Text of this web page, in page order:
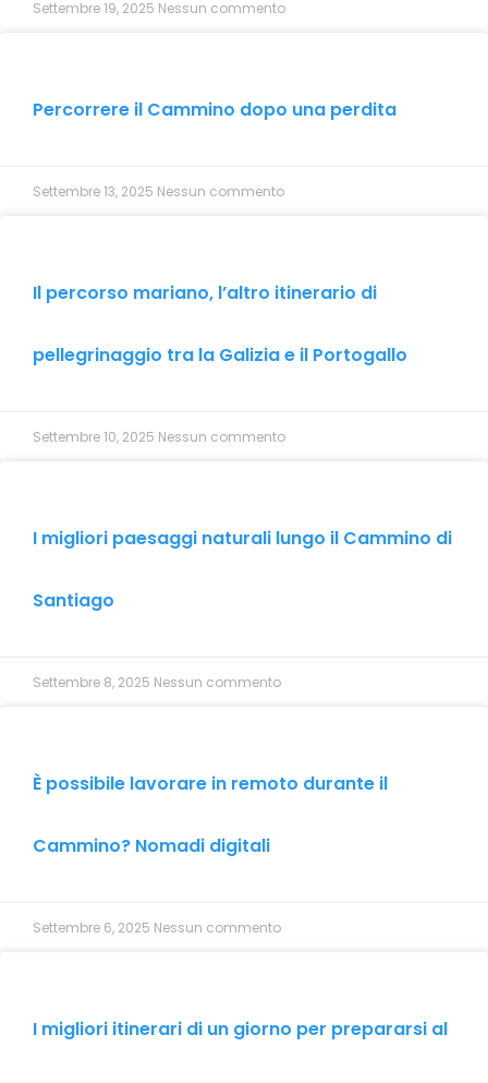
Settembre 19, 2025 Nessun commento
Percorrere il Cammino dopo una perdita
Settembre 13, 2025 Nessun commento
Il percorso mariano, l’altro itinerario di
pellegrinaggio tra la Galizia e il Portogallo
Settembre 10, 2025 Nessun commento
I migliori paesaggi naturali lungo il Cammino di
Santiago
Settembre 8, 2025 Nessun commento
È possibile lavorare in remoto durante il
Cammino? Nomadi digitali
Settembre 6, 2025 Nessun commento
I migliori itinerari di un giorno per prepararsi al